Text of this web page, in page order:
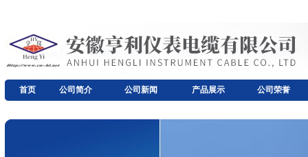
首页 公司简介 公司新闻 产品展示 公司荣誉